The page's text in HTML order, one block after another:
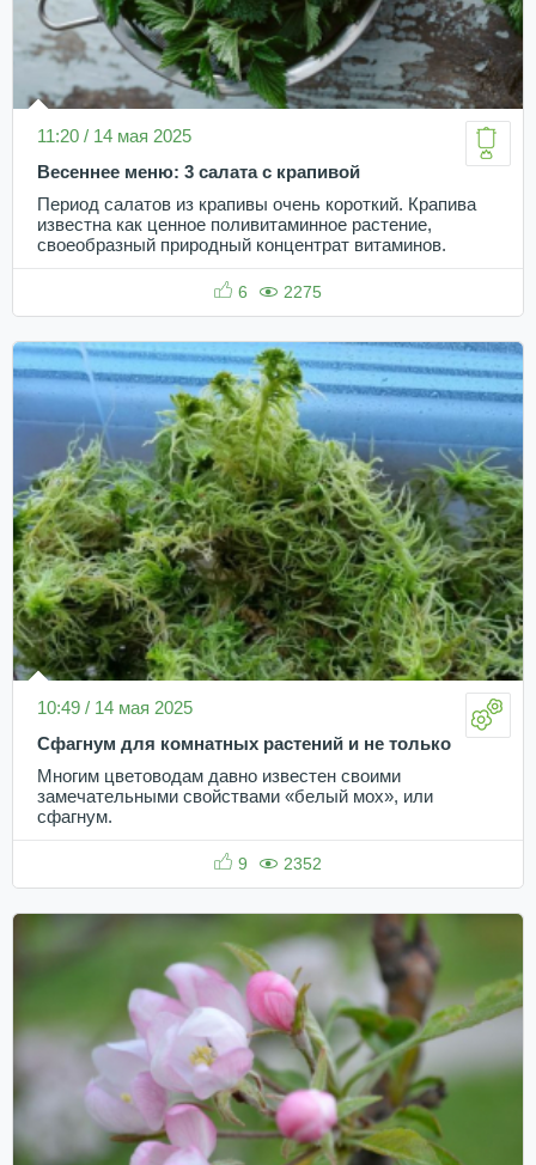
11:20 / 14 мая 2025
Весеннее меню: 3 салата с крапивой
Период салатов из крапивы очень короткий. Крапива
известна как ценное поливитаминное растение,
своеобразный природный концентрат витаминов.
6 2275
10:49 / 14 мая 2025
Сфагнум для комнатных растений и не только
Многим цветоводам давно известен своими
замечательными свойствами «белый мох», или
сфагнум.
9 2352